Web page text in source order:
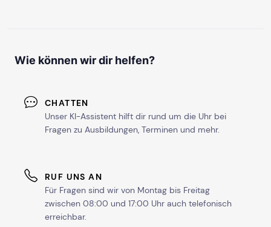
mehr Termine in Köln anzeigen
ab Sa, 17. Oktober 2026
ab Sa, 28. November 2026
Wie können wir dir helfen?
CHATTEN
Unser KI-Assistent hilft dir rund um die Uhr bei
Fragen zu Ausbildungen, Terminen und mehr.
RUF UNS AN
Für Fragen sind wir von Montag bis Freitag
zwischen 08:00 und 17:00 Uhr auch telefonisch
erreichbar.